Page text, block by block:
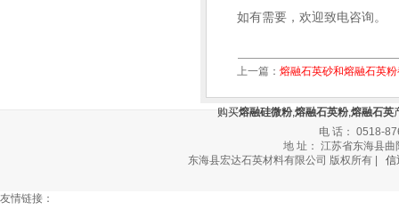
如有需要，欢迎致电咨询。
上一篇：熔融石英砂和熔融石英
购买熔融硅微粉,熔融石英粉,熔融石英
电 话： 0518-
地 址： 江苏省东海县
东海县宏达石英材料有限公司 版权所有 |信
友情链接：